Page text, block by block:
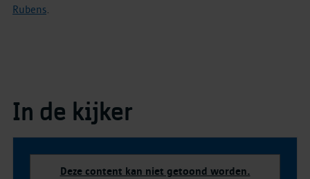
Rubens.
In de kijker
Deze content kan niet getoond worden.